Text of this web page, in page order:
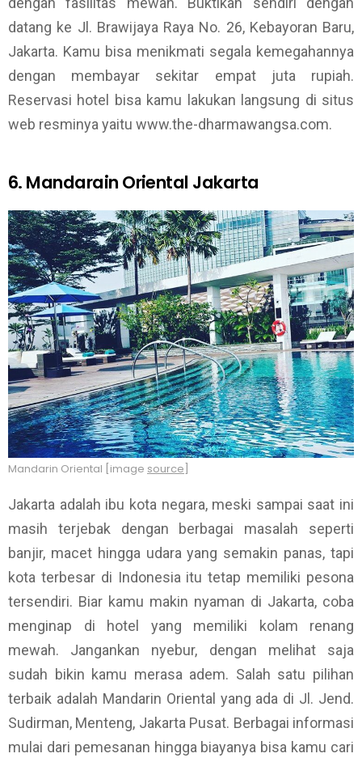
datang ke Jl. Brawijaya Raya No. 26, Kebayoran Baru,
Jakarta. Kamu bisa menikmati segala kemegahannya
dengan membayar sekitar empat juta rupiah.
Reservasi hotel bisa kamu lakukan langsung di situs
web resminya yaitu www.the-dharmawangsa.com.
6. Mandarain Oriental Jakarta
Mandarin Oriental [image source]
Jakarta adalah ibu kota negara, meski sampai saat ini
masih terjebak dengan berbagai masalah seperti
banjir, macet hingga udara yang semakin panas, tapi
kota terbesar di Indonesia itu tetap memiliki pesona
tersendiri. Biar kamu makin nyaman di Jakarta, coba
menginap di hotel yang memiliki kolam renang
mewah. Jangankan nyebur, dengan melihat saja
sudah bikin kamu merasa adem. Salah satu pilihan
terbaik adalah Mandarin Oriental yang ada di Jl. Jend.
Sudirman, Menteng, Jakarta Pusat. Berbagai informasi
mulai dari pemesanan hingga biayanya bisa kamu cari